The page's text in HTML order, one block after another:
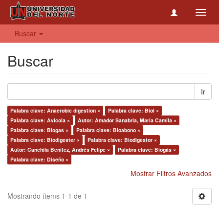
Buscar
Buscar
Ir
Palabra clave: Anaerobic digestion ×
Palabra clave: Biol ×
Palabra clave: Avícola ×
Autor: Amador Sanabria, Maria Camila ×
Palabra clave: Biogas ×
Palabra clave: Bioabono ×
Palabra clave: Biodigester ×
Palabra clave: Biodigestor ×
Autor: Canchila Benítez, Andrés Felipe ×
Palabra clave: Biogás ×
Palabra clave: Diseño ×
Mostrar Filtros Avanzados
Mostrando ítems 1-1 de 1